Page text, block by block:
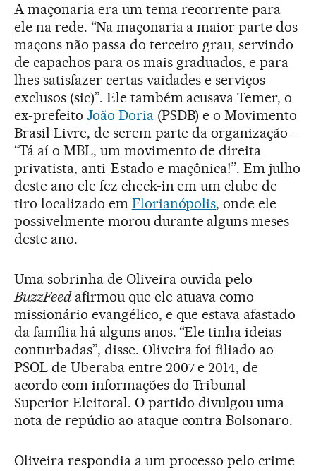
A maçonaria era um tema recorrente para
ele na rede. “Na maçonaria a maior parte dos
maçons não passa do terceiro grau, servindo
de capachos para os mais graduados, e para
lhes satisfazer certas vaidades e serviços
exclusos (sic)”. Ele também acusava Temer, o
ex-prefeito João Doria (PSDB) e o Movimento
Brasil Livre, de serem parte da organização –
“Tá aí o MBL, um movimento de direita
privatista, anti-Estado e maçônica!”. Em julho
deste ano ele fez check-in em um clube de
tiro localizado em Florianópolis, onde ele
possivelmente morou durante alguns meses
deste ano.
Uma sobrinha de Oliveira ouvida pelo
BuzzFeedafirmou que ele atuava como
missionário evangélico, e que estava afastado
da família há alguns anos. “Ele tinha ideias
conturbadas”, disse. Oliveira foi filiado ao
PSOL de Uberaba entre 2007 e 2014, de
acordo com informações do Tribunal
Superior Eleitoral. O partido divulgou uma
nota de repúdio ao ataque contra Bolsonaro.
Oliveira respondia a um processo pelo crime